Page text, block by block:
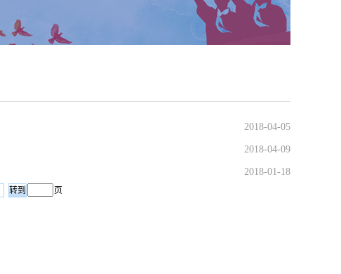
2018-04-05
2018-04-09
2018-01-18
页